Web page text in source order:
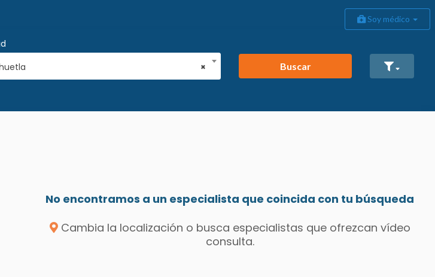
Soy médico
×
Buscar
No encontramos a un especialista que coincida con tu búsqueda
Cambia la localización o busca especialistas que ofrezcan vídeo
consulta.